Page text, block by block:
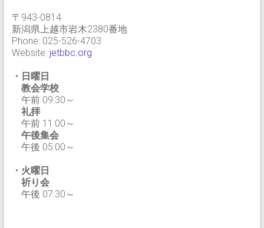
〒943-0814
新潟県上越市岩木2380番地
Phone: 025-526-4703
Website: jetbbc.org
・日曜日
教会学校
午前 09:30～
礼拝
午前 11:00～
午後集会
午後 05:00～
・火曜日
祈り会
午後 07:30～